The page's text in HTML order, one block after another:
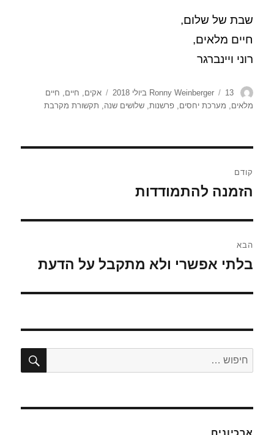
שבת של שלום,
חיים מלאים,
רוני ויינברגר
מחבר Ronny Weinberger
פורסם
בתאריך
13 ביולי 2018 תגיות
אקים, חיים, חיים
מלאים, מערכת יחסים,פרשנות,שלושים שנה, תקשורת מקרבת
קודם
הפוסט
הזמנה להתמודדות
הבא
הפוסט
בלתי אפשרי ולא מתקבל על הדעת
חפש:
ארכיונים